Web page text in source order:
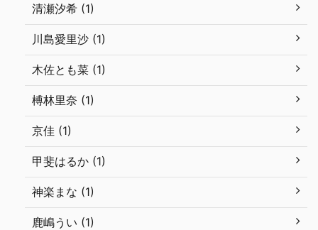
清瀬汐希 (1)
川島愛里沙 (1)
木佐とも菜 (1)
榑林里奈 (1)
京佳 (1)
甲斐はるか (1)
神楽まな (1)
鹿嶋うい (1)